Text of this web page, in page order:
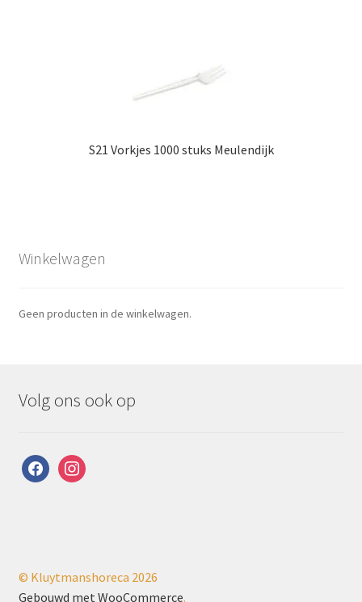
S21 Vorkjes 1000 stuks Meulendijk
Winkelwagen
Geen producten in de winkelwagen.
Volg ons ook op
facebookinstagram
© Kluytmanshoreca 2026
Gebouwd met WooCommerce.